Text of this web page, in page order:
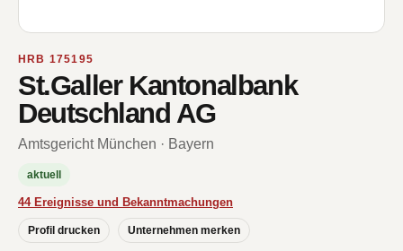
HRB 175195
St.Galler Kantonalbank
Deutschland AG
Amtsgericht München · Bayern
aktuell
44 Ereignisse und Bekanntmachungen
Profil drucken Unternehmen merken